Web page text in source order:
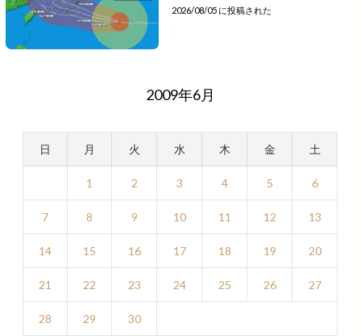
2026/08/05 に投稿された
2009年6月
日 月 火 水 木 金 土
1 2 3 4 5 6
7 8 9 10 11 12 13
14 15 16 17 18 19 20
21 22 23 24 25 26 27
28 29
30